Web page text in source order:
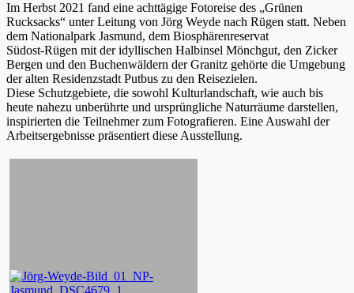
Im Herbst 2021 fand eine achttägige Fotoreise des „Grünen
Rucksacks“ unter Leitung von Jörg Weyde nach Rügen statt. Neben
dem Nationalpark Jasmund, dem Biosphärenreservat
Südost-Rügen mit der idyllischen Halbinsel Mönchgut, den Zicker
Bergen und den Buchenwäldern der Granitz gehörte die Umgebung
der alten Residenzstadt Putbus zu den Reisezielen.
Diese Schutzgebiete, die sowohl Kulturlandschaft, wie auch bis
heute nahezu unberührte und ursprüngliche Naturräume darstellen,
inspirierten die Teilnehmer zum Fotografieren. Eine Auswahl der
Arbeitsergebnisse präsentiert diese Ausstellung.